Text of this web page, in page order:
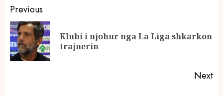
Continue
Reading
Previous
Klubi i njohur nga La Liga shkarkon
trajnerin
Next